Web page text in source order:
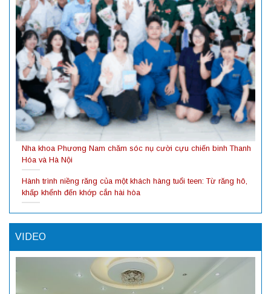
Nha khoa Phương Nam chăm sóc nụ cười cựu chiến binh Thanh
Hóa và Hà Nội
Hành trình niềng răng của một khách hàng tuổi teen: Từ răng hô,
khấp khểnh đến khớp cắn hài hòa
VIDEO